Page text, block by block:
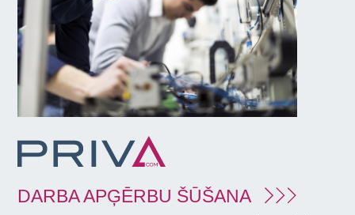
DARBA APĢĒRBU ŠŪŠANA